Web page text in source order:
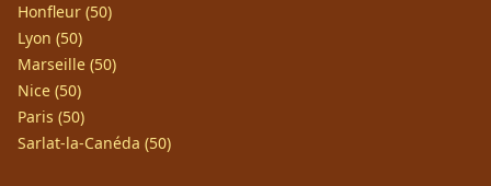
Honfleur (50)
Lyon (50)
Marseille (50)
Nice (50)
Paris (50)
Sarlat-la-Canéda (50)